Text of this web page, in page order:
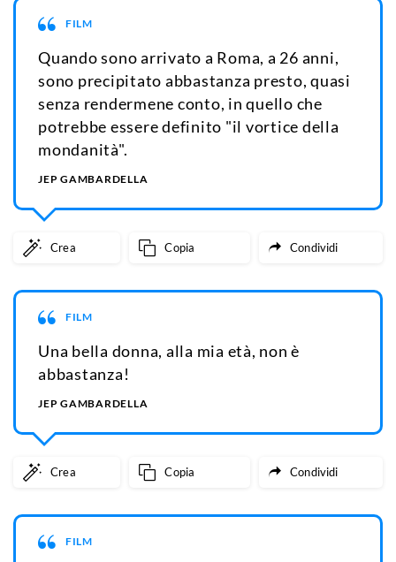
FILM
Quando sono arrivato a Roma, a 26 anni,
sono precipitato abbastanza presto, quasi
senza rendermene conto, in quello che
potrebbe essere definito "il vortice della
mondanità".
JEP GAMBARDELLA
Crea Copia Condividi
FILM
Una bella donna, alla mia età, non è
abbastanza!
JEP GAMBARDELLA
Crea Copia Condividi
FILM